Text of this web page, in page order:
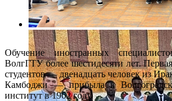
Обучение иностранных
ВолгГТУ более шестидесяти лет.
студентов — двенадцать человек из
Камбоджи — прибыла в
институт в 1962 году.